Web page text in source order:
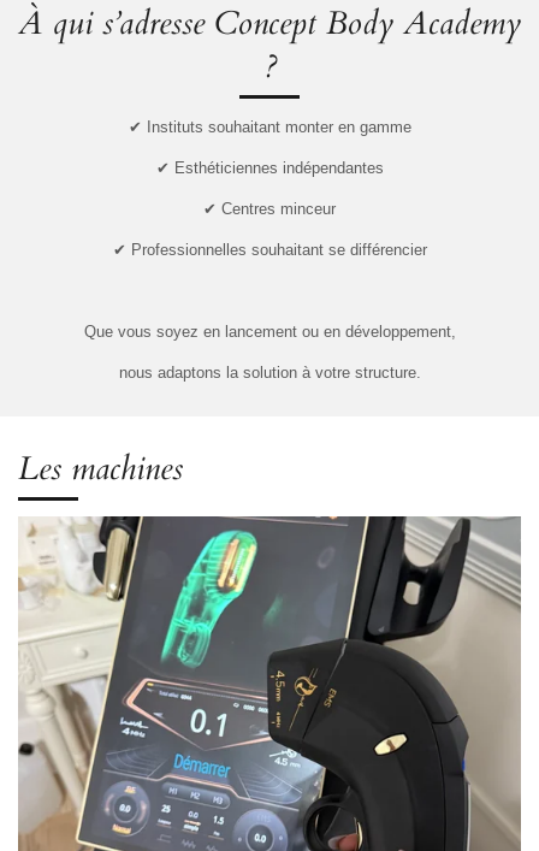
À qui s’adresse Concept Body Academy
?
✔ Instituts souhaitant monter en gamme
✔ Esthéticiennes indépendantes
✔ Centres minceur
✔ Professionnelles souhaitant se différencier
Que vous soyez en lancement ou en développement,
nous adaptons la solution à votre structure.
Les machines